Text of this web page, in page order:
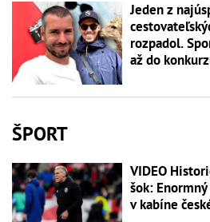
Jeden z
rozpadol.
až do
ŠPORT
VIDEO
šok:
v kabíne